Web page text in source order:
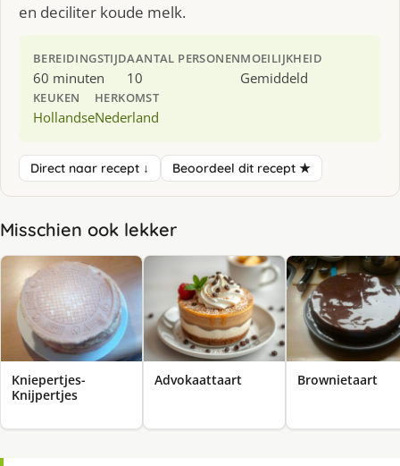
en deciliter koude melk.
BEREIDINGSTIJD
60 minuten
AANTAL PERSONEN
10
MOEILIJKHEID
Gemiddeld
KEUKEN
Hollandse
HERKOMST
Nederland
Direct naar recept ↓ Beoordeel dit recept ★
Misschien ook lekker
Kniepertjes-
Knijpertjes
Advokaattaart Brownietaart